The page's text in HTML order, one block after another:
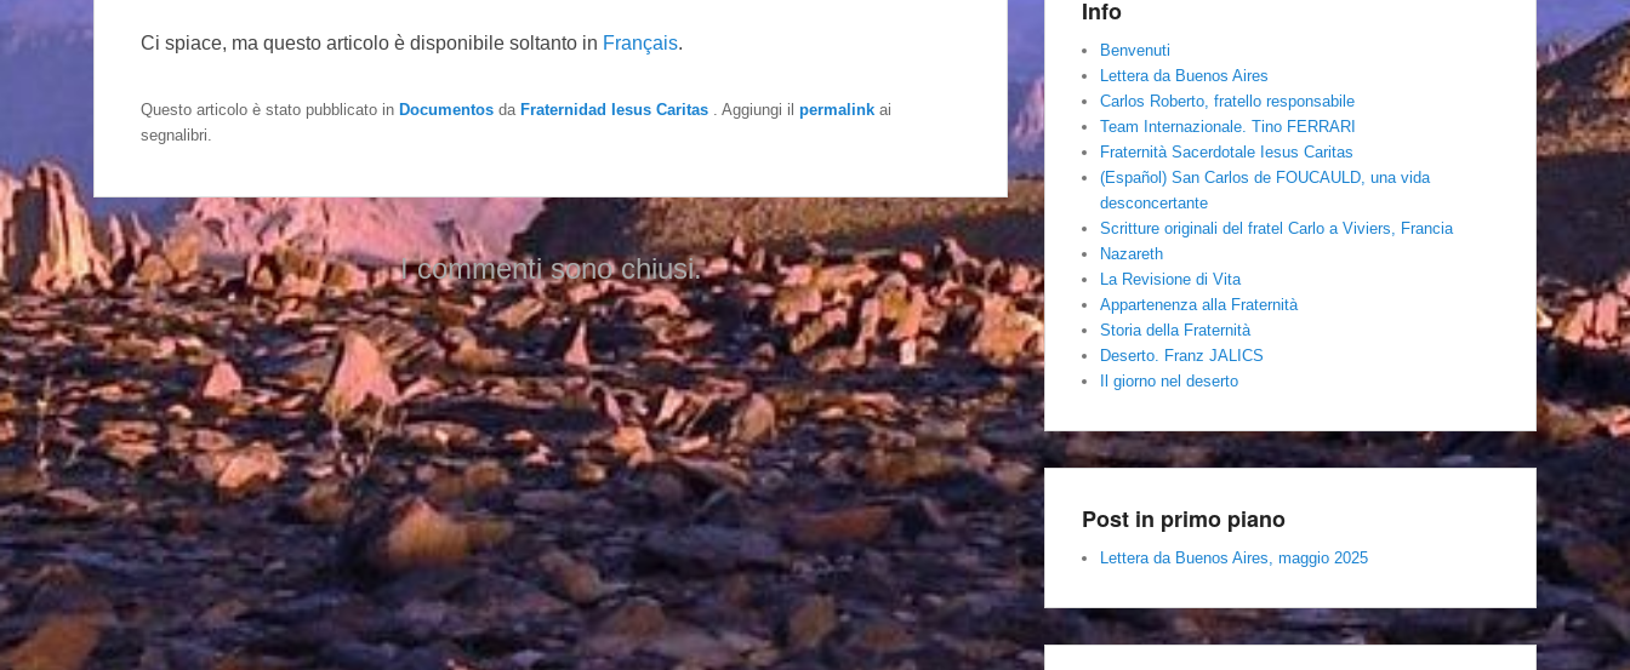
Ci spiace, ma questo articolo è disponibile soltanto in Français.
Questo articolo è stato pubblicato in Documentos da Fraternidad Iesus Caritas . Aggiungi il permalink ai
segnalibri.
I commenti sono chiusi.
Info
Benvenuti
Lettera da Buenos Aires
Carlos Roberto, fratello responsabile
Team Internazionale. Tino FERRARI
Fraternità Sacerdotale Iesus Caritas
(Español) San Carlos de FOUCAULD, una vida
desconcertante
Scritture originali del fratel Carlo a Viviers, Francia
Nazareth
La Revisione di Vita
Appartenenza alla Fraternità
Storia della Fraternità
Deserto. Franz JALICS
Il giorno nel deserto
Post in primo piano
Lettera da Buenos Aires, maggio 2025